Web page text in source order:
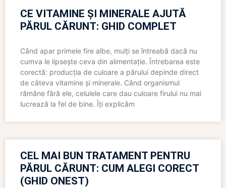
CE VITAMINE ȘI MINERALE AJUTĂ
PĂRUL CĂRUNT: GHID COMPLET
Când apar primele fire albe, mulți se întreabă dacă nu
cumva le lipsește ceva din alimentație. Întrebarea este
corectă: producția de culoare a părului depinde direct
de câteva vitamine și minerale. Când organismul
rămâne fără ele, celulele care dau culoare firului nu mai
lucrează la fel de bine. Îți explicăm
CEL MAI BUN TRATAMENT PENTRU
PĂRUL CĂRUNT: CUM ALEGI CORECT
(GHID ONEST)